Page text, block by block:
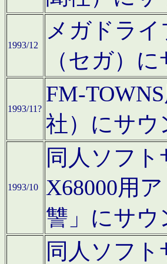
1993/12
メガドラ
（セガ）
1993/11?
FM-
社）にサウ
1993/10
同人ソフ
X68000用
讐」にサウ
同人ソフト